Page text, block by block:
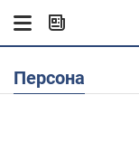
Персона